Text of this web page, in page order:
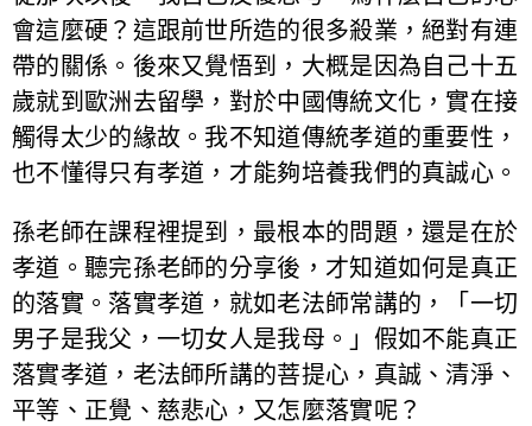
會這麼硬？這跟前世所造的很多殺業，絕對有連
帶的關係。後來又覺悟到，大概是因為自己十五
歲就到歐洲去留學，對於中國傳統文化，實在接
觸得太少的緣故。我不知道傳統孝道的重要性，
也不懂得只有孝道，才能夠培養我們的真誠心。
孫老師在課程裡提到，最根本的問題，還是在於
孝道。聽完孫老師的分享後，才知道如何是真正
的落實。落實孝道，就如老法師常講的，「一切
男子是我父，一切女人是我母。」假如不能真正
落實孝道，老法師所講的菩提心，真誠、清淨、
平等、正覺、慈悲心，又怎麼落實呢？